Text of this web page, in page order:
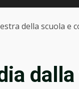
della scuola e